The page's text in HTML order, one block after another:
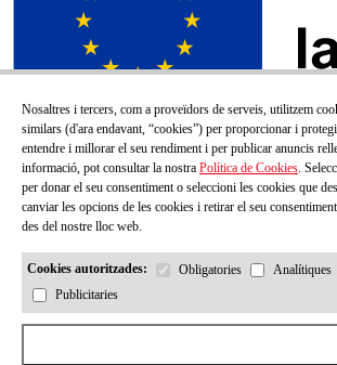
SUBSCRIU-TE AL
Nosaltres i tercers, com a proveïdors de serveis, utilitzem
similars (d'ara endavant, “cookies”) per proporcionar i
entendre i millorar el seu rendiment i per publicar anuncis
informació, pot consultar la nostra Política de Cookies.
per donar el seu consentiment o seleccioni les cookies que
canviar les opcions de les cookies i retirar el seu
des del nostre lloc web.
Cookies autoritzades: Obligatories
Analítiques
Publicitaries